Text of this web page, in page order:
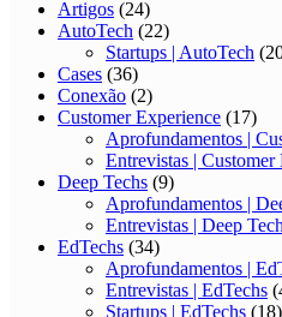
Artigos (24)
AutoTech (22)
Startups | AutoTech
Cases (36)
Conexão (2)
Customer Experience (17)
Aprofundamentos |
Entrevistas | Customer
Deep Techs (9)
Aprofundamentos |
Entrevistas | Deep
EdTechs (34)
Aprofundamentos |
Entrevistas | EdTechs
Startups | EdTechs (18)